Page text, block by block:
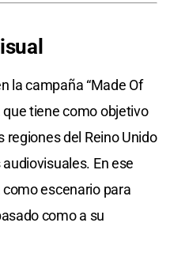
la campaña “Made Of
que tiene como objetivo
del Reino Unido
En ese
escenario para
como a su